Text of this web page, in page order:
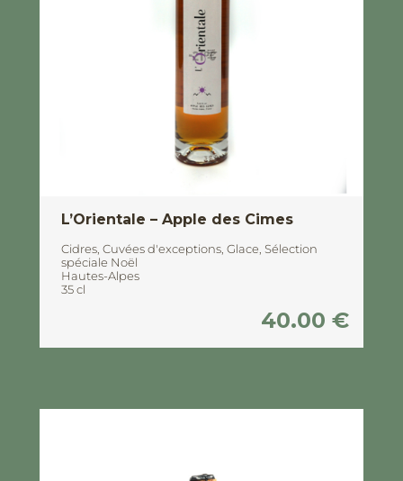
L’Orientale – Apple des Cimes
Cidres, Cuvées d'exceptions, Glace, Sélection
spéciale Noël
Hautes-Alpes
35 cl
40.00 €